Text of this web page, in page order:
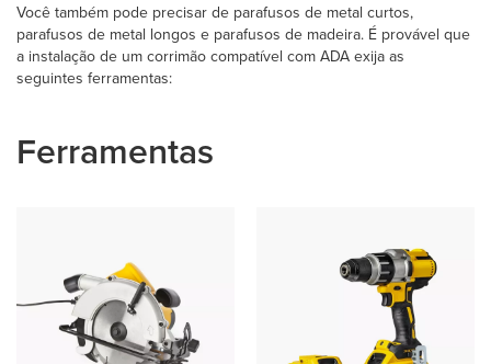
Você também pode precisar de parafusos de metal curtos,
parafusos de metal longos e parafusos de madeira. É provável que
a instalação de um corrimão compatível com ADA exija as
seguintes ferramentas:
Ferramentas